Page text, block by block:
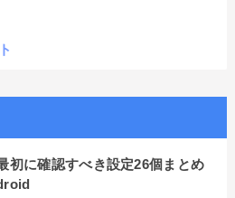
初に確認すべき設定26個まとめ